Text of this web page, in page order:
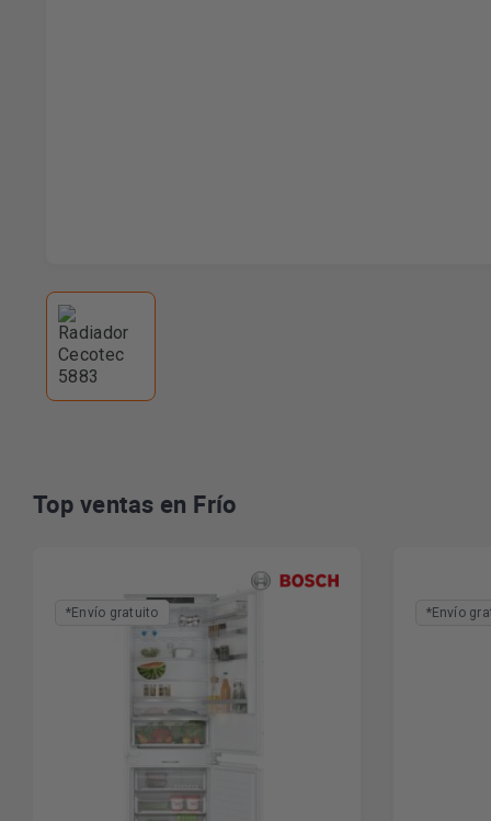
Top ventas en Frío
*Envío gratuito *Envío